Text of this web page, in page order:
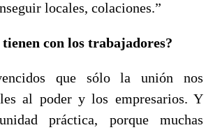
locales, colaciones.”
con los trabajadores?
que sólo la unión nos
al poder y los empresarios. Y
práctica, porque muchas